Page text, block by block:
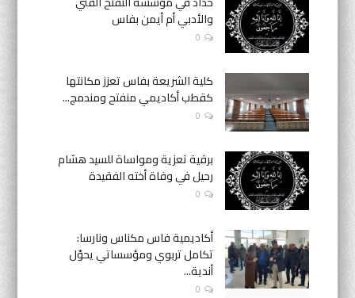
والأدبي أم أيمن بفاس
0
كلية الشريعة بفاس تعزز مكانتها
كقطب أكاديمي منفتح ومندمج...
0
برقية تعزية ومواساة للسيد هشام
رحيل في وفاة أخته الفقيدة
0
أكاديمية فاس مكناس ونارسا:
تكامل تربوي ومؤسساتي يحوّل
أندية...
0